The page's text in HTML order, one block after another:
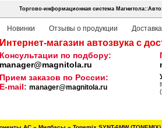
Торгово-информационная система
Новинки Отзывы о продукции Доставка
Интернет-магазин автозвука с
Консультации по подбору:
manager@magnitola.ru
Прием заказов по России:
E-mail: manager@magnitola.ru